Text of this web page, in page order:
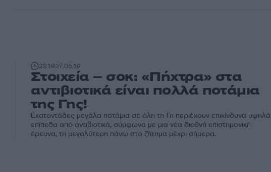
23:1927.05.19
Στοιχεία – σοκ: «Πήχτρα» στα
αντιβιοτικά είναι πολλά ποτάμια
της Γης!
Εκατοντάδες μεγάλα ποτάμια σε όλη τη Γη περιέχουν επικίνδυνα υψηλά
επίπεδα από αντιβιοτικά, σύμφωνα με μια νέα διεθνή επιστημονική
έρευνα, τη μεγαλύτερη πάνω στο ζήτημα μέχρι σήμερα.